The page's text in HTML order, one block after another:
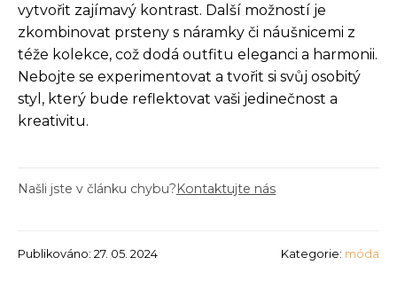
vytvořit zajímavý kontrast. Další možností je
zkombinovat prsteny s náramky či náušnicemi z
téže kolekce, což dodá outfitu eleganci a harmonii.
Nebojte se experimentovat a tvořit si svůj osobitý
styl, který bude reflektovat vaši jedinečnost a
kreativitu.
Našli jste v článku chybu?Kontaktujte nás
Publikováno: 27. 05. 2024 Kategorie: móda